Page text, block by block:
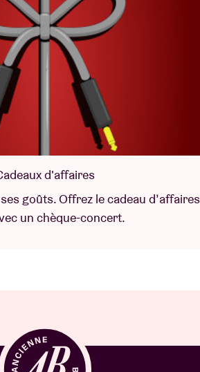
d'affaires
goûts. Offrez le cadeau d’affaires
un chèque-concert.